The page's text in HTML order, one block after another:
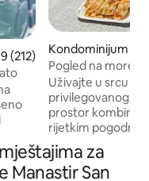
ocjena 4,99 od 5,
(212)
sa
Kondominijum u
ggiore
Pogled na more i
kupatila
Uživajte u srcu
privilegovanog
prostor
rijetkim
- Velika i
– Udoban lift:
Riomadžoreu –
za
Manastir San